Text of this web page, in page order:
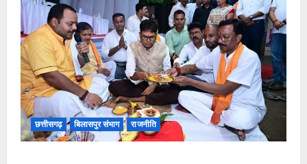
छत्तीसगढ़ बिलासपुर संभाग राजनीति